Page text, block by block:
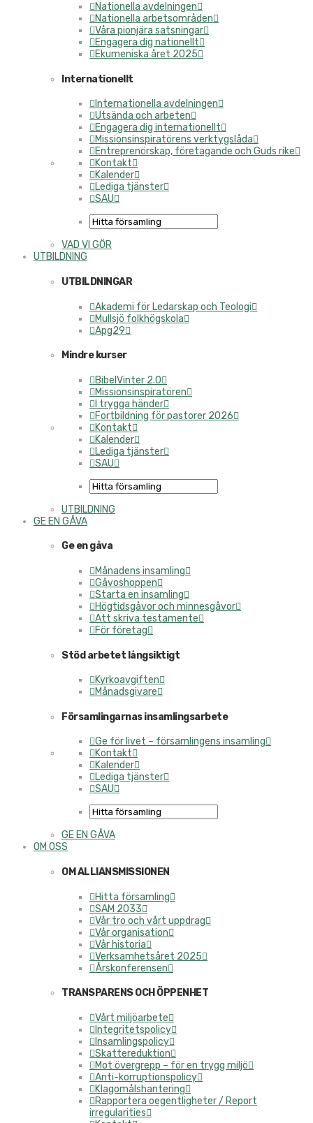
Nationella avdelningen
Nationella arbetsområden
Våra pionjära satsningar
Engagera dig nationellt
Ekumeniska året 2025
Internationellt
Internationella avdelningen
Utsända och arbeten
Engagera dig internationellt
Missionsinspiratörens verktygslåda
Entreprenörskap, företagande och Guds rike
Kontakt
Kalender
Lediga tjänster
SAU
VAD VI GÖR
UTBILDNING
UTBILDNINGAR
Akademi för Ledarskap och Teologi
Mullsjö folkhögskola
Apg29
Mindre kurser
BibelVinter 2.0
Missionsinspiratören
I trygga händer
Fortbildning för pastorer 2026
Kontakt
Kalender
Lediga tjänster
SAU
UTBILDNING
GE EN GÅVA
Ge en gåva
Månadens insamling
Gåvoshoppen
Starta en insamling
Högtidsgåvor och minnesgåvor
Att skriva testamente
För företag
Stöd arbetet långsiktigt
Kyrkoavgiften
Månadsgivare
Församlingarnas insamlingsarbete
Ge för livet – församlingens insamling
Kontakt
Kalender
Lediga tjänster
SAU
GE EN GÅVA
OM OSS
OM ALLIANSMISSIONEN
Hitta församling
SAM 2033
Vår tro och vårt uppdrag
Vår organisation
Vår historia
Verksamhetsåret 2025
Årskonferensen
TRANSPARENS OCH ÖPPENHET
Vårt miljöarbete
Integritetspolicy
Insamlingspolicy
Skattereduktion
Mot övergrepp – för en trygg miljö
Anti-korruptionspolicy
Klagomålshantering
Rapportera oegentligheter / Report
irregularities